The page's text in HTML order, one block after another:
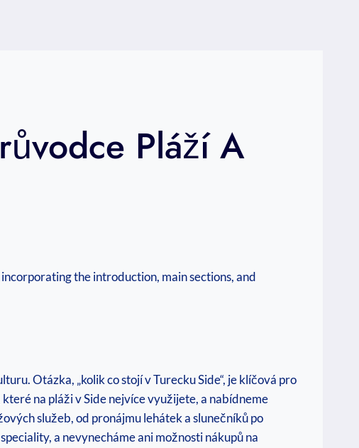
Pláží A
the introduction, main sections, and
Otázka, „kolik co stojí v Turecku Side“, je klíčová pro
na pláži v Side nejvíce využijete, a nabídneme
služeb, od pronájmu lehátek a slunečníků po
a nevynecháme ani možnosti nákupů na